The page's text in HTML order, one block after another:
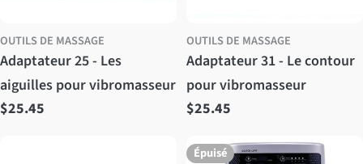
OUTILS DE MASSAGE
Adaptateur 25 - Les
aiguilles pour vibromasseur
Prix
$25.45
OUTILS DE MASSAGE
Adaptateur 31 - Le contour
pour vibromasseur
Prix
régulier
$25.45
Épuisé